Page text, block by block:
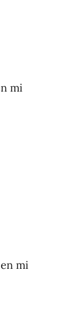
mi
mi